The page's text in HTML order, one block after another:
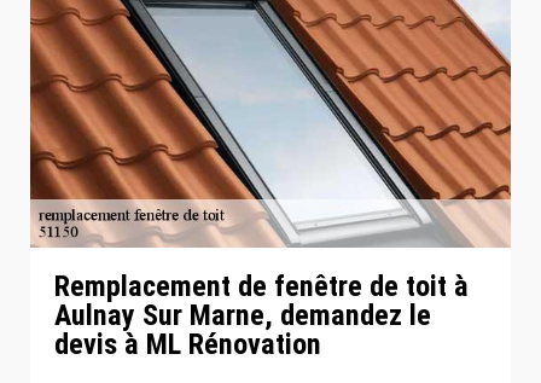
Remplacement de fenêtre de toit à
Aulnay Sur Marne, demandez le
devis à ML Rénovation